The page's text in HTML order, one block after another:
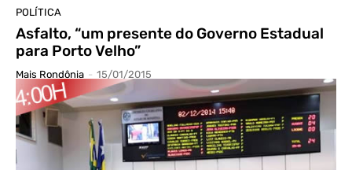
POLÍTICA
Asfalto, “um presente do Governo Estadual
para Porto Velho”
Mais Rondônia - 15/01/2015